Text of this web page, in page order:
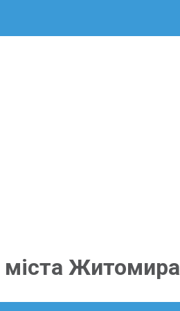
міста Житомира